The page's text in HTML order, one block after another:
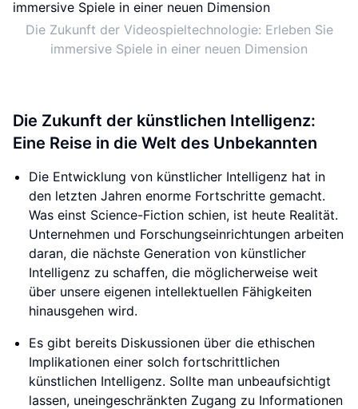
Die Zukunft der Videospieltechnologie: Erleben Sie
immersive Spiele in einer neuen Dimension
Die Zukunft der künstlichen Intelligenz:
Eine Reise in die Welt des Unbekannten
Die Entwicklung von künstlicher Intelligenz hat in
den letzten Jahren enorme Fortschritte gemacht.
Was einst Science-Fiction schien, ist heute Realität.
Unternehmen und Forschungseinrichtungen arbeiten
daran, die nächste Generation von künstlicher
Intelligenz zu schaffen, die möglicherweise weit
über unsere eigenen intellektuellen Fähigkeiten
hinausgehen wird.
Es gibt bereits Diskussionen über die ethischen
Implikationen einer solch fortschrittlichen
künstlichen Intelligenz. Sollte man unbeaufsichtigt
lassen, uneingeschränkten Zugang zu Informationen